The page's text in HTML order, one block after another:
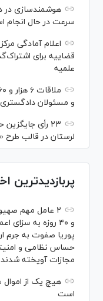
هوشمندسازی در
سرعت در حال انجام
اعلام آمادگی
قضاییه برای
علمیه
و مسئولان
۲۳ رأی
لرستان در قالب
پربازدیدترین
و ۴۰ روزه به
پوریا صفوت به جرم
حساس نظامی و
مجازات آویخته شدند
هیچ یک از اموال
است